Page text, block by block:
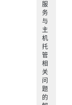
服
务
与
主
机
托
管
相
关
问
题
的